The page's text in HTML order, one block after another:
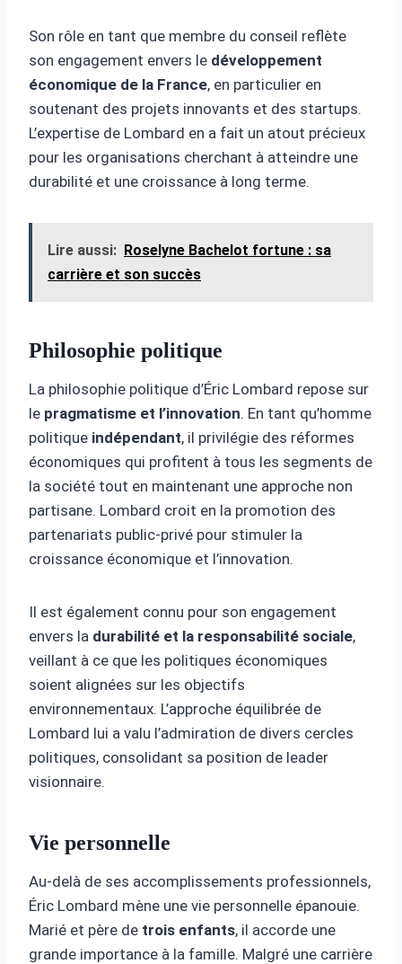
Son rôle en tant que membre du conseil reflète
son engagement envers le développement
économique de la France, en particulier en
soutenant des projets innovants et des startups.
L’expertise de Lombard en a fait un atout précieux
pour les organisations cherchant à atteindre une
durabilité et une croissance à long terme.
Lire aussi: Roselyne Bachelot fortune : sa
carrière et son succès
Philosophie politique
La philosophie politique d’Éric Lombard repose sur
le pragmatisme et l’innovation. En tant qu’homme
politique indépendant, il privilégie des réformes
économiques qui profitent à tous les segments de
la société tout en maintenant une approche non
partisane. Lombard croit en la promotion des
partenariats public-privé pour stimuler la
croissance économique et l’innovation.
Il est également connu pour son engagement
envers la durabilité et la responsabilité sociale,
veillant à ce que les politiques économiques
soient alignées sur les objectifs
environnementaux. L’approche équilibrée de
Lombard lui a valu l’admiration de divers cercles
politiques, consolidant sa position de leader
visionnaire.
Vie personnelle
Au-delà de ses accomplissements professionnels,
Éric Lombard mène une vie personnelle épanouie.
Marié et père de trois enfants, il accorde une
grande importance à la famille. Malgré une carrière